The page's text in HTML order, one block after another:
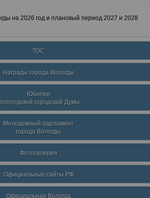
на 2026 год и плановый период 2027 и 2028
ТОС
Награды города Вологды
Юбилеи
городской Думы
Молодежный парламент
города Вологды
Фотогалерея
Официальные сайты РФ
Официальная Вологда